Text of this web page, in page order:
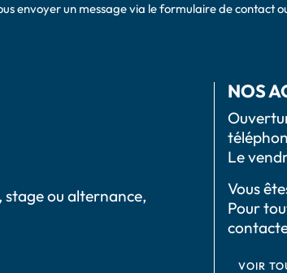
envoyer un message via le formulaire de contact
ou alternance,
NOS
Le
Vous
Pour
VOIR